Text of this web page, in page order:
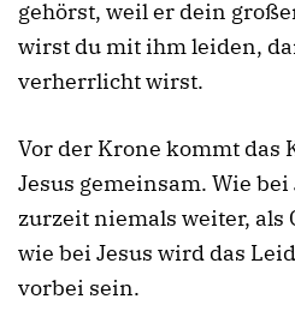
gehörst, weil er dein
wirst du mit ihm leiden,
verherrlicht wirst.
Vor der Krone kommt das
Jesus gemeinsam. Wie
zurzeit niemals weiter, als
wie bei Jesus wird das
vorbei sein.